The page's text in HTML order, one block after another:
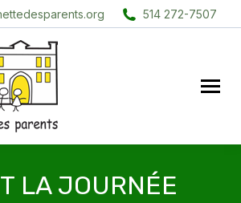
514 272-7507
LA JOURNÉE